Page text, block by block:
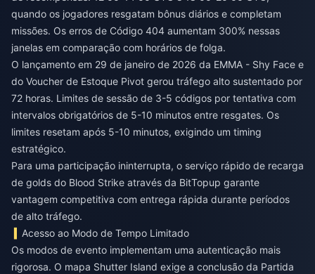
quando os jogadores resgatam bônus diários e completam
missões. Os erros de Código 404 aumentam 300% nessas
janelas em comparação com horários de folga.
O lançamento em 29 de janeiro de 2026 da EMMA - Shy Face e
do Voucher de Estoque Pivot gerou tráfego alto sustentado por
72 horas. Limites de sessão de 3-5 códigos por tentativa com
intervalos obrigatórios de 5-10 minutos entre resgates. Os
limites resetam após 5-10 minutos, exigindo um timing
estratégico.
Para uma participação ininterrupta, o serviço rápido de recarga
de golds do Blood Strike através da BitTopup garante
vantagem competitiva com entrega rápida durante períodos
de alto tráfego.
Acesso ao Modo de Tempo Limitado
Os modos de evento implementam uma autenticação mais
rigorosa. O mapa Shutter Island exige a conclusão da Partida